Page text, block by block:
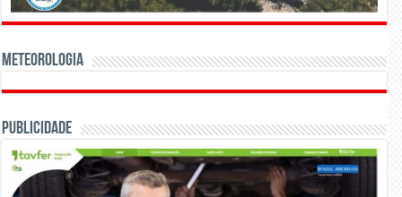
Meteorologia
Publicidade